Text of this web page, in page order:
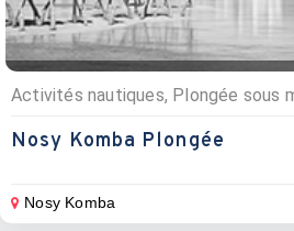
Activités nautiques, Plongée sous
Nosy Komba Plongée
Nosy Komba